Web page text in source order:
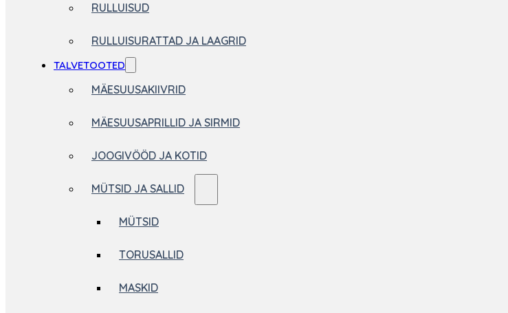
RULLUISUD
RULLUISURATTAD JA LAAGRID
TALVETOOTED
MÄESUUSAKIIVRID
MÄESUUSAPRILLID JA SIRMID
JOOGIVÖÖD JA KOTID
MÜTSID JA SALLID
MÜTSID
TORUSALLID
MASKID